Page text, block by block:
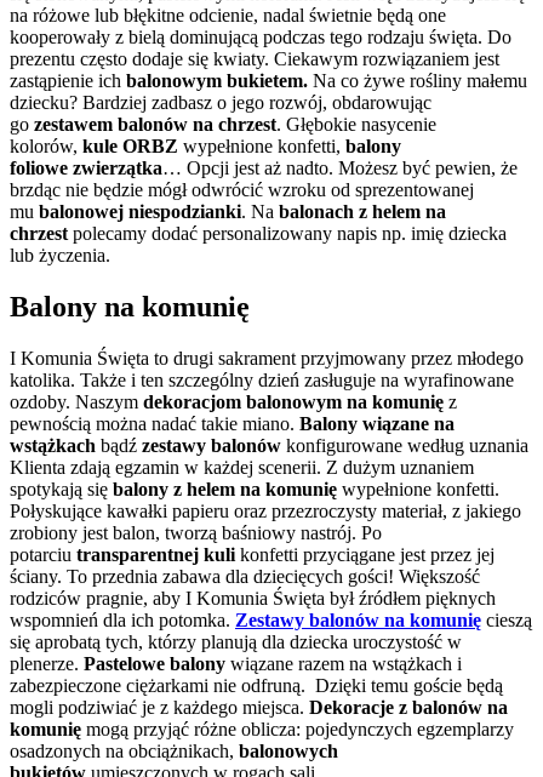
na różowe lub błękitne odcienie, nadal świetnie będą one
kooperowały z bielą dominującą podczas tego rodzaju święta. Do
prezentu często dodaje się kwiaty. Ciekawym rozwiązaniem jest
zastąpienie ich balonowym bukietem. Na co żywe rośliny małemu
dziecku? Bardziej zadbasz o jego rozwój, obdarowując
go zestawem balonów na chrzest. Głębokie nasycenie
kolorów, kule ORBZ wypełnione konfetti, balony
foliowe zwierzątka… Opcji jest aż nadto. Możesz być pewien, że
brzdąc nie będzie mógł odwrócić wzroku od sprezentowanej
mu balonowej niespodzianki. Na balonach z helem na
chrzest polecamy dodać personalizowany napis np. imię dziecka
lub życzenia.
Balony na komunię
I Komunia Święta to drugi sakrament przyjmowany przez młodego
katolika. Także i ten szczególny dzień zasługuje na wyrafinowane
ozdoby. Naszym dekoracjom balonowym na komunię z
pewnością można nadać takie miano. Balony wiązane na
wstążkach bądź zestawy balonów konfigurowane według uznania
Klienta zdają egzamin w każdej scenerii. Z dużym uznaniem
spotykają się balony z helem na komunię wypełnione konfetti.
Połyskujące kawałki papieru oraz przezroczysty materiał, z jakiego
zrobiony jest balon, tworzą baśniowy nastrój. Po
potarciu transparentnej kuli konfetti przyciągane jest przez jej
ściany. To przednia zabawa dla dziecięcych gości! Większość
rodziców pragnie, aby I Komunia Święta był źródłem pięknych
wspomnień dla ich potomka. Zestawy balonów na komunię cieszą
się aprobatą tych, którzy planują dla dziecka uroczystość w
plenerze. Pastelowe balony wiązane razem na wstążkach i
zabezpieczone ciężarkami nie odfruną. Dzięki temu goście będą
mogli podziwiać je z każdego miejsca. Dekoracje z balonów na
komunię mogą przyjąć różne oblicza: pojedynczych egzemplarzy
osadzonych na obciążnikach, balonowych
bukietów umieszczonych w rogach sali